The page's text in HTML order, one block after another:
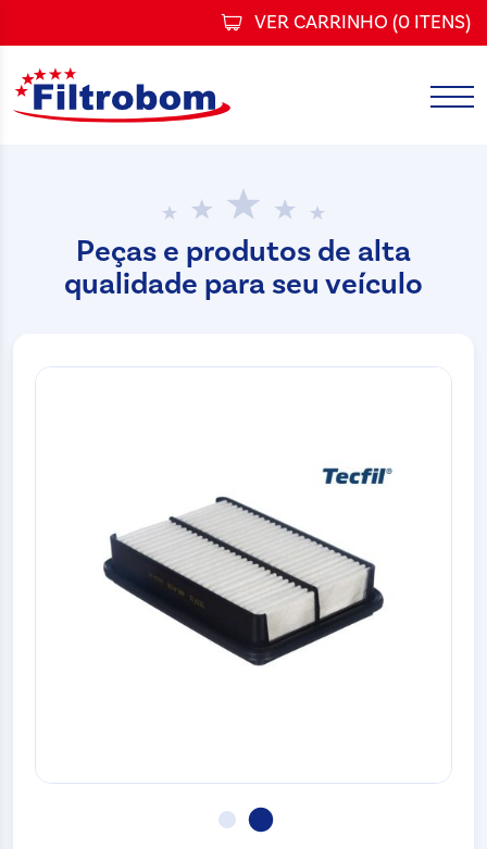
VER CARRINHO (0 ITENS)
Peças e produtos de alta
qualidade para seu veículo